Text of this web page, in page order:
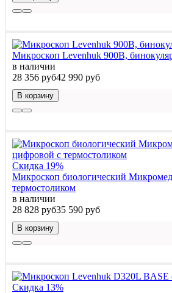
Микроскоп Levenhuk 900B,
в наличии
28 356 руб42 990 руб
В корзину
Скидка 19%
Микроскоп биологический
термостоликом
в наличии
28 828 руб35 590 руб
В корзину
Скидка 13%